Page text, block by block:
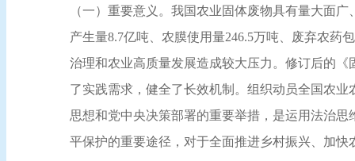
（一）重要意义。我国农业固体废物具有量大面
产生量8.7亿吨、农膜使用量246.5万吨、废弃农药
治理和农业高质量发展造成较大压力。修订后的
了实践需求，健全了长效机制。组织动员全国农
思想和党中央决策部署的重要举措，是运用法治
平保护的重要途径，对于全面推进乡村振兴、加快